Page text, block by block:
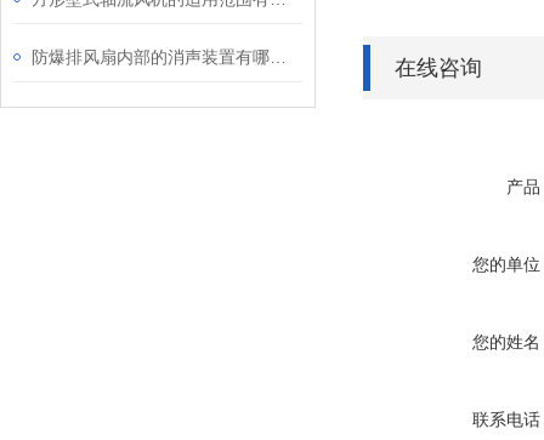
在线咨询
产品
您的单位
您的姓名
联系电话